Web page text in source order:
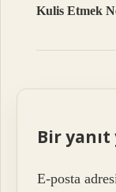
Kulis Etmek
Bir yanıt
E-posta